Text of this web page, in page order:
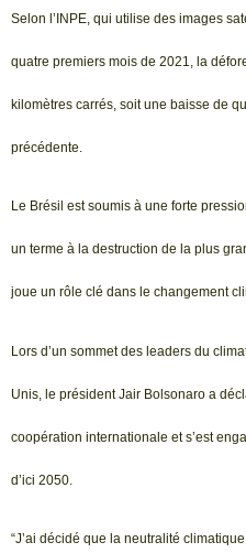
Selon l’INPE, qui utilise des images
quatre premiers mois de 2021, la
kilomètres carrés, soit une baisse de
précédente.
Le Brésil est soumis à une forte
un terme à la destruction de la plus
joue un rôle clé dans le changement
Lors d’un sommet des leaders du
Unis, le président Jair Bolsonaro a
coopération internationale et s’est
d’ici 2050.
“J’ai décidé que la neutralité